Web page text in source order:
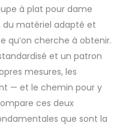
à plat pour dame
du matériel adapté et
qu’on cherche à obtenir.
et un patron
mesures, les
— et le chemin pour y
ces deux
que sont la